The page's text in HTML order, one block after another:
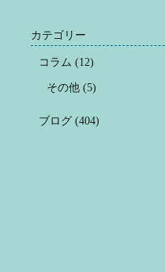
カテゴリー
コラム (12)
その他 (5)
ブログ (404)